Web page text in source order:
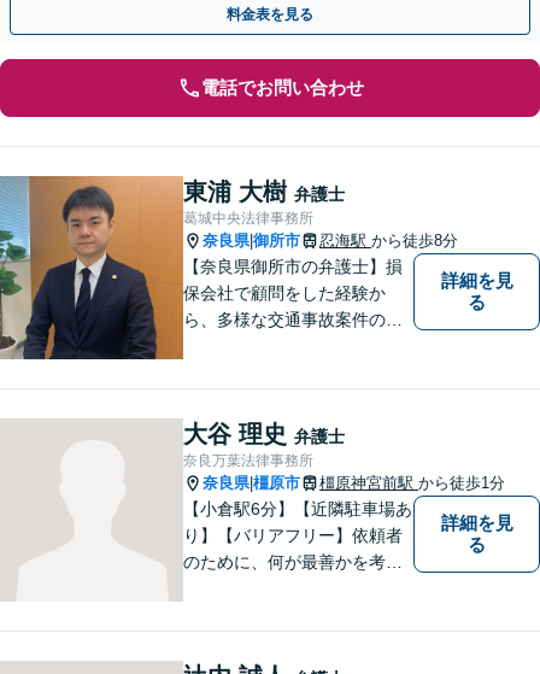
料金表を見る
電話でお問い合わせ
東浦 大樹 弁護士
葛城中央法律事務所
奈良県|御所市 忍海駅 から徒歩8分
【奈良県御所市の弁護士】損
保会社で顧問をした経験か
ら、多様な交通事故案件の対
す。
詳細を見
る
大谷 理史 弁護士
奈良万葉法律事務所
奈良県|橿原市 橿原神宮前駅 から徒歩1分
【小倉駅6分】【近隣駐車場あ
り】【バリアフリー】依頼者
のために、何が最善かを考
決策を提案し続けます。 よろ
詳細を見
る